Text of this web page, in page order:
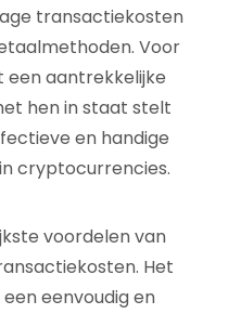
transactiekosten
Voor
een aantrekkelijke
hen in staat stelt
en handige
cryptocurrencies.
voordelen van
Het
eenvoudig en